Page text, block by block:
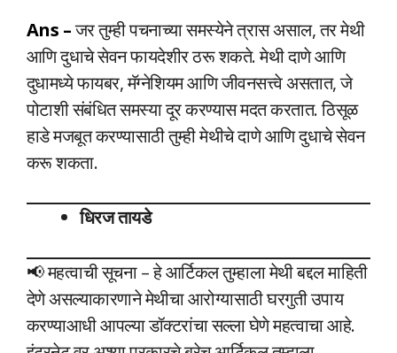
Ans –जर तुम्ही पचनाच्या समस्येने त्रास असाल, तर मेथी
आणि दुधाचे सेवन फायदेशीर ठरू शकते. मेथी दाणे आणि
दुधामध्ये फायबर, मॅग्नेशियम आणि जीवनसत्त्वे असतात, जे
पोटाशी संबंधित समस्या दूर करण्यास मदत करतात. ठिसूळ
हाडे मजबूत करण्यासाठी तुम्ही मेथीचे दाणे आणि दुधाचे सेवन
करू शकता.
धिरज तायडे
📢 महत्वाची सूचना – हे आर्टिकल तुम्हाला मेथी बद्दल माहिती
देणे असल्याकारणाने मेथीचा आरोग्यासाठी घरगुती उपाय
करण्याआधी आपल्या डॉक्टरांचा सल्ला घेणे महत्वाचा आहे.